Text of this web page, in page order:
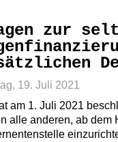
zur
19. Juli 2021
am 1. Juli 2021
alle anderen, ab dem